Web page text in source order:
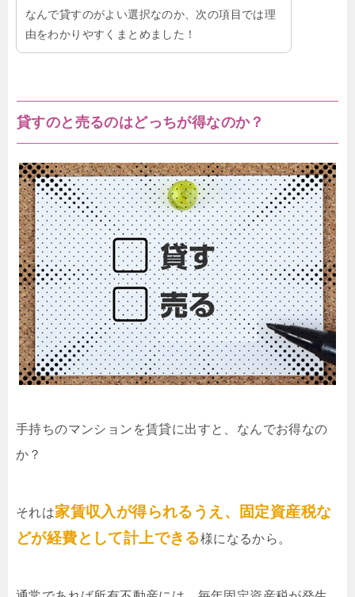
なんで貸すのがよい選択なのか、次の項目では理
由をわかりやすくまとめました！
貸すのと売るのはどっちが得なのか？
手持ちのマンションを賃貸に出すと、なんでお得なの
か？
それは家賃収入が得られるうえ、固定資産税な
どが経費として計上できる様になるから。